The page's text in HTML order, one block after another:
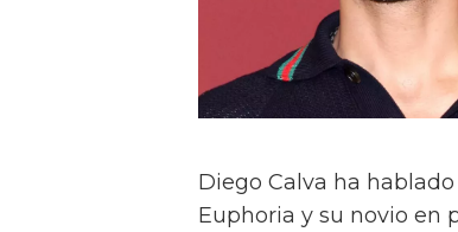
Diego Calva ha
Euphoria y su novio en